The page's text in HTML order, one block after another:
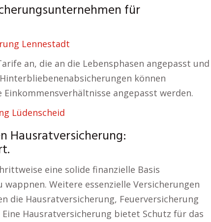
für
Lennestadt
an, die an die Lebensphasen angepasst und
können
angepasst werden.
Lüdenscheid
Hausratversicherung:
eine solide finanzielle Basis
wappnen. Weitere essenzielle Versicherungen
die Hausratversicherung, Feuerversicherung
Hausratversicherung bietet Schutz für das